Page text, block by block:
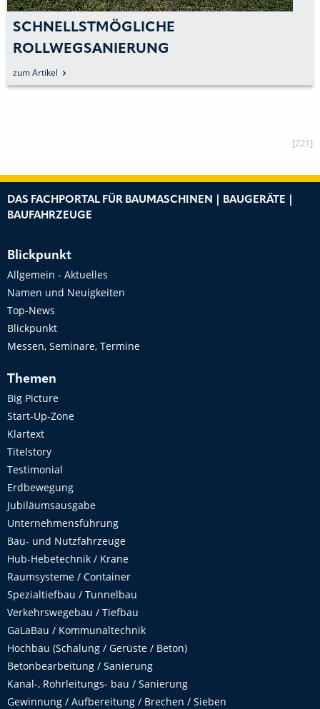
»75 YEARS OF MOVING
HAPPY BIRTHDAY,
[221]
DAS FACHPORTAL FÜR BAUMASCHINEN | BAUGERÄTE |
BAUFAHRZEUGE
Blickpunkt
Allgemein - Aktuelles
Namen und Neuigkeiten
Top-News
Blickpunkt
Messen, Seminare, Termine
Themen
Big Picture
Start-Up-Zone
Klartext
Titelstory
Testimonial
Erdbewegung
Jubiläumsausgabe
Unternehmensführung
Bau- und Nutzfahrzeuge
Hub-Hebetechnik / Krane
Raumsysteme / Container
Spezialtiefbau / Tunnelbau
Verkehrswegebau / Tiefbau
GaLaBau / Kommunaltechnik
Hochbau (Schalung / Gerüste / Beton)
Betonbearbeitung / Sanierung
Kanal-, Rohrleitungs- bau / Sanierung
Gewinnung / Aufbereitung / Brechen / Sieben